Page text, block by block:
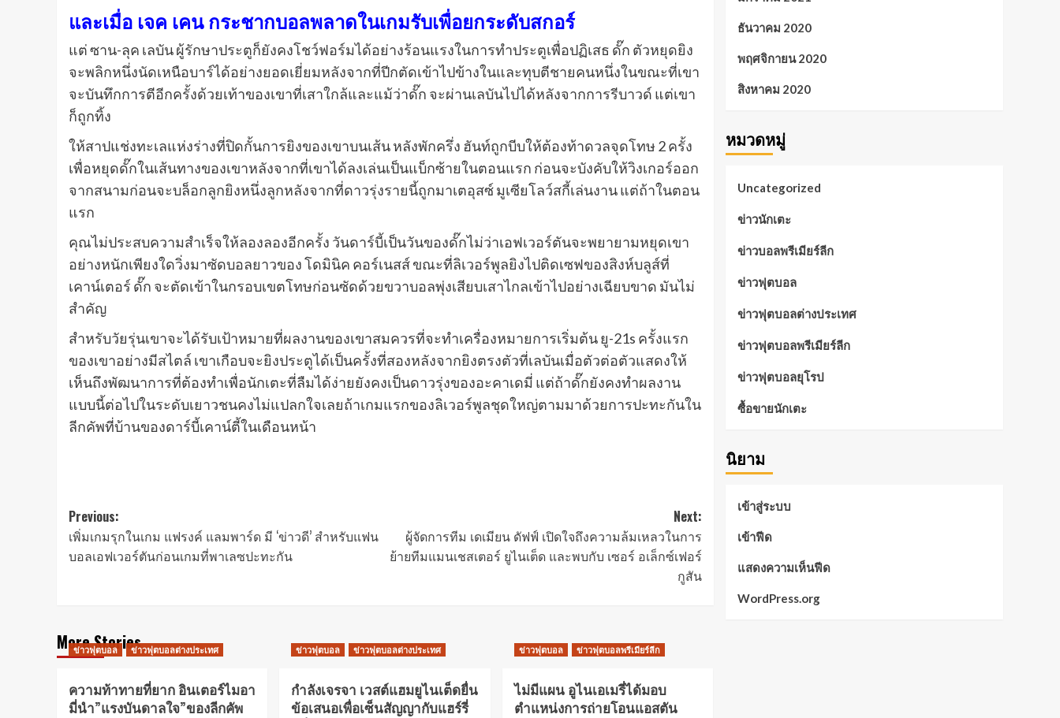
และเมื่อ เจค เคน กระชากบอลพลาดในเกมรับเพื่อยกระดับสกอร์
แต่ ซาน-ลุค เลบัน ผู้รักษาประตูก็ยังคงโชว์ฟอร์มได้อย่างร้อนแรงในการทําประตูเพื่อปฏิเสธ ดั๊ก ตัวหยุดยิง
จะพลิกหนึ่งนัดเหนือบาร์ได้อย่างยอดเยี่ยมหลังจากที่ปีกตัดเข้าไปข้างในและทุบตีชายคนหนึ่งในขณะที่เขา
จะบันทึกการตีอีกครั้งด้วยเท้าของเขาที่เสาใกล้และแม้ว่าดั๊ก จะผ่านเลบันไปได้หลังจากการรีบาวด์ แต่เขา
ก็ถูกทิ้ง
ให้สาปแช่งทะเลแห่งร่างที่ปิดกั้นการยิงของเขาบนเส้น หลังพักครึ่ง ฮันท์ถูกบีบให้ต้องท้าดวลจุดโทษ 2 ครั้ง
เพื่อหยุดดั๊กในเส้นทางของเขาหลังจากที่เขาได้ลงเล่นเป็นแบ็กซ้ายในตอนแรก ก่อนจะบังคับให้วิงเกอร์ออก
จากสนามก่อนจะบล็อกลูกยิงหนึ่งลูกหลังจากที่ดาวรุ่งรายนี้ถูกมาเตอุสซ์ มูเซียโลว์สกี้เล่นงาน แต่ถ้าในตอน
แรก
คุณไม่ประสบความสําเร็จให้ลองลองอีกครั้ง วันดาร์บี้เป็นวันของดั๊กไม่ว่าเอฟเวอร์ตันจะพยายามหยุดเขา
อย่างหนักเพียงใดวิ่งมาซัดบอลยาวของ โดมินิค คอร์เนสส์ ขณะที่ลิเวอร์พูลยิงไปติดเซฟของสิงห์บลูส์ที่
เคาน์เตอร์ ดั๊ก จะตัดเข้าในกรอบเขตโทษก่อนซัดด้วยขวาบอลพุ่งเสียบเสาไกลเข้าไปอย่างเฉียบขาด มันไม่
สําคัญ
สําหรับวัยรุ่นเขาจะได้รับเป้าหมายที่ผลงานของเขาสมควรที่จะทําเครื่องหมายการเริ่มต้น ยู-21s ครั้งแรก
ของเขาอย่างมีสไตล์ เขาเกือบจะยิงประตูได้เป็นครั้งที่สองหลังจากยิงตรงตัวที่เลบันเมื่อตัวต่อตัวแสดงให้
เห็นถึงพัฒนาการที่ต้องทําเพื่อนักเตะที่ลืมได้ง่ายยังคงเป็นดาวรุ่งของอะคาเดมี่ แต่ถ้าดั๊กยังคงทําผลงาน
แบบนี้ต่อไปในระดับเยาวชนคงไม่แปลกใจเลยถ้าเกมแรกของลิเวอร์พูลชุดใหญ่ตามมาด้วยการปะทะกันใน
ลีกคัพที่บ้านของดาร์บี้เคาน์ตี้ในเดือนหน้า
Post
navigation
Previous:
เพิ่มเกมรุกในเกม แฟรงค์ แลมพาร์ด มี ‘ข่าวดี’ สําหรับแฟน
บอลเอฟเวอร์ตันก่อนเกมที่พาเลซปะทะกัน
Next:
ผู้จัดการทีม เดเมียน ดัฟฟ์ เปิดใจถึงความล้มเหลวในการ
ย้ายทีมแมนเชสเตอร์ ยูไนเต็ด และพบกับ เซอร์ อเล็กซ์เฟอร์
กูสัน
More Stories
ข่าวฟุตบอล ข่าวฟุตบอลต่างประเทศ
ความท้าทายที่ยาก อินเตอร์ไมอา
มี่นำ”แรงบันดาลใจ”ของลีกคัพ
ข่าวฟุตบอล ข่าวฟุตบอลต่างประเทศ
กำลังเจรจา เวสต์แฮมยูไนเต็ดยื่น
ข้อเสนอเพื่อเซ็นสัญญากับแฮร์รี่
ข่าวฟุตบอล ข่าวฟุตบอลพรีเมียร์ลีก
ไม่มีแผน อูไนเอเมรี่ได้มอบ
ตำแหน่งการถ่ายโอนแอสตัน
ธันวาคม 2020
พฤศจิกายน 2020
สิงหาคม 2020
หมวดหมู่
Uncategorized
ข่าวนักเตะ
ข่าวบอลพรีเมียร์ลีก
ข่าวฟุตบอล
ข่าวฟุตบอลต่างประเทศ
ข่าวฟุตบอลพรีเมียร์ลีก
ข่าวฟุตบอลยุโรป
ซื้อขายนักเตะ
นิยาม
เข้าสู่ระบบ
เข้าฟีด
แสดงความเห็นฟีด
WordPress.org